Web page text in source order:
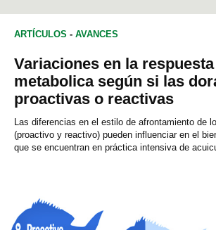
BIOQUÍMICA
ARTÍCULOS - AVANCES
Variaciones en la
metabolica según si las
proactivas o reactivas
Las diferencias en el estilo de afrontamiento de
(proactivo y reactivo) pueden influenciar en el
que se encuentran en práctica intensiva de